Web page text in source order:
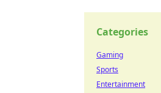
Categories
Gaming
Sports
Entertainment